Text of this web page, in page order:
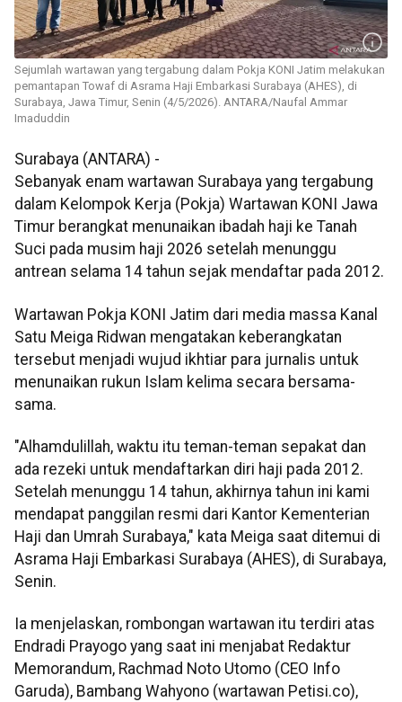
Sejumlah wartawan yang tergabung dalam Pokja KONI Jatim melakukan
pemantapan Towaf di Asrama Haji Embarkasi Surabaya (AHES), di
Surabaya, Jawa Timur, Senin (4/5/2026). ANTARA/Naufal Ammar
Imaduddin
Surabaya (ANTARA) -
Sebanyak enam wartawan Surabaya yang tergabung
dalam Kelompok Kerja (Pokja) Wartawan KONI Jawa
Timur berangkat menunaikan ibadah haji ke Tanah
Suci pada musim haji 2026 setelah menunggu
antrean selama 14 tahun sejak mendaftar pada 2012.
Wartawan Pokja KONI Jatim dari media massa Kanal
Satu Meiga Ridwan mengatakan keberangkatan
tersebut menjadi wujud ikhtiar para jurnalis untuk
menunaikan rukun Islam kelima secara bersama-
sama.
"Alhamdulillah, waktu itu teman-teman sepakat dan
ada rezeki untuk mendaftarkan diri haji pada 2012.
Setelah menunggu 14 tahun, akhirnya tahun ini kami
mendapat panggilan resmi dari Kantor Kementerian
Haji dan Umrah Surabaya," kata Meiga saat ditemui di
Asrama Haji Embarkasi Surabaya (AHES), di Surabaya,
Senin.
Ia menjelaskan, rombongan wartawan itu terdiri atas
Endradi Prayogo yang saat ini menjabat Redaktur
Memorandum, Rachmad Noto Utomo (CEO Info
Garuda), Bambang Wahyono (wartawan Petisi.co),